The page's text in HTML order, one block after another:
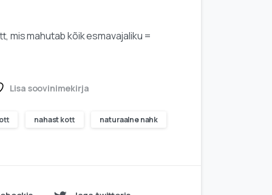
mis mahutab kõik esmavajaliku =
Lisa soovinimekirja
nahast kott naturaalne nahk